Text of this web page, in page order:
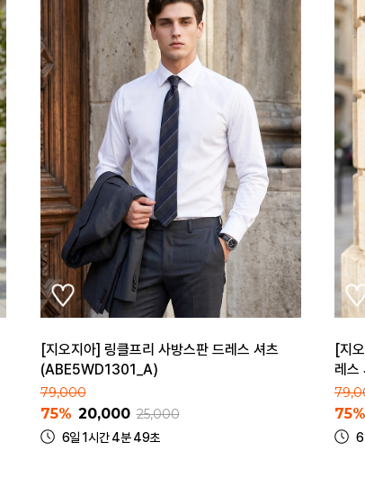
[지오지아] 링클프리 사방스판 드레스 셔츠
(ABE5WD1301_A)
79,000
75% 20,000 25,000
6일 1시간 4분 49초
[지
레
75%
6